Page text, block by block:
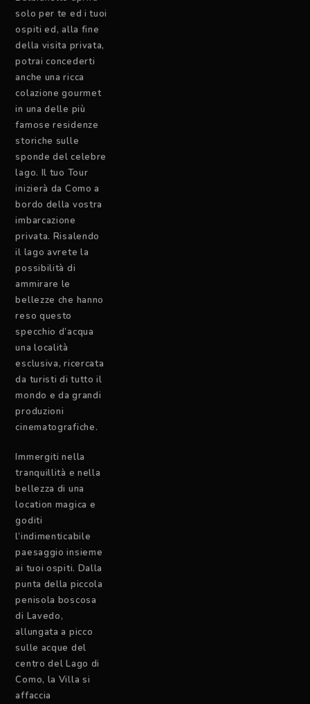
solo per te ed i tuoi
ospiti ed, alla fine
della visita privata,
potrai concederti
anche una ricca
colazione gourmet
in una delle più
famose residenze
storiche sulle
sponde del celebre
lago. Il tuo Tour
inizierà da Como a
bordo della vostra
imbarcazione
privata. Risalendo
il lago avrete la
possibilità di
ammirare le
bellezze che hanno
reso questo
specchio d’acqua
una località
esclusiva, ricercata
da turisti di tutto il
mondo e da grandi
produzioni
cinematografiche.
Immergiti nella
tranquillità e nella
bellezza di una
location magica e
goditi
l’indimenticabile
paesaggio insieme
ai tuoi ospiti. Dalla
punta della piccola
penisola boscosa
di Lavedo,
allungata a picco
sulle acque del
centro del Lago di
Como, la Villa si
affaccia